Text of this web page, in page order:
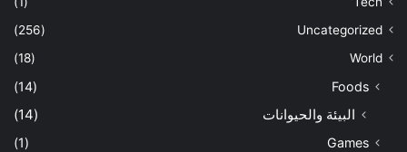
Uncategorized
(256)
World
(18)
Foods
(14)
البيئة والحيوانات (14)
Games
(1)